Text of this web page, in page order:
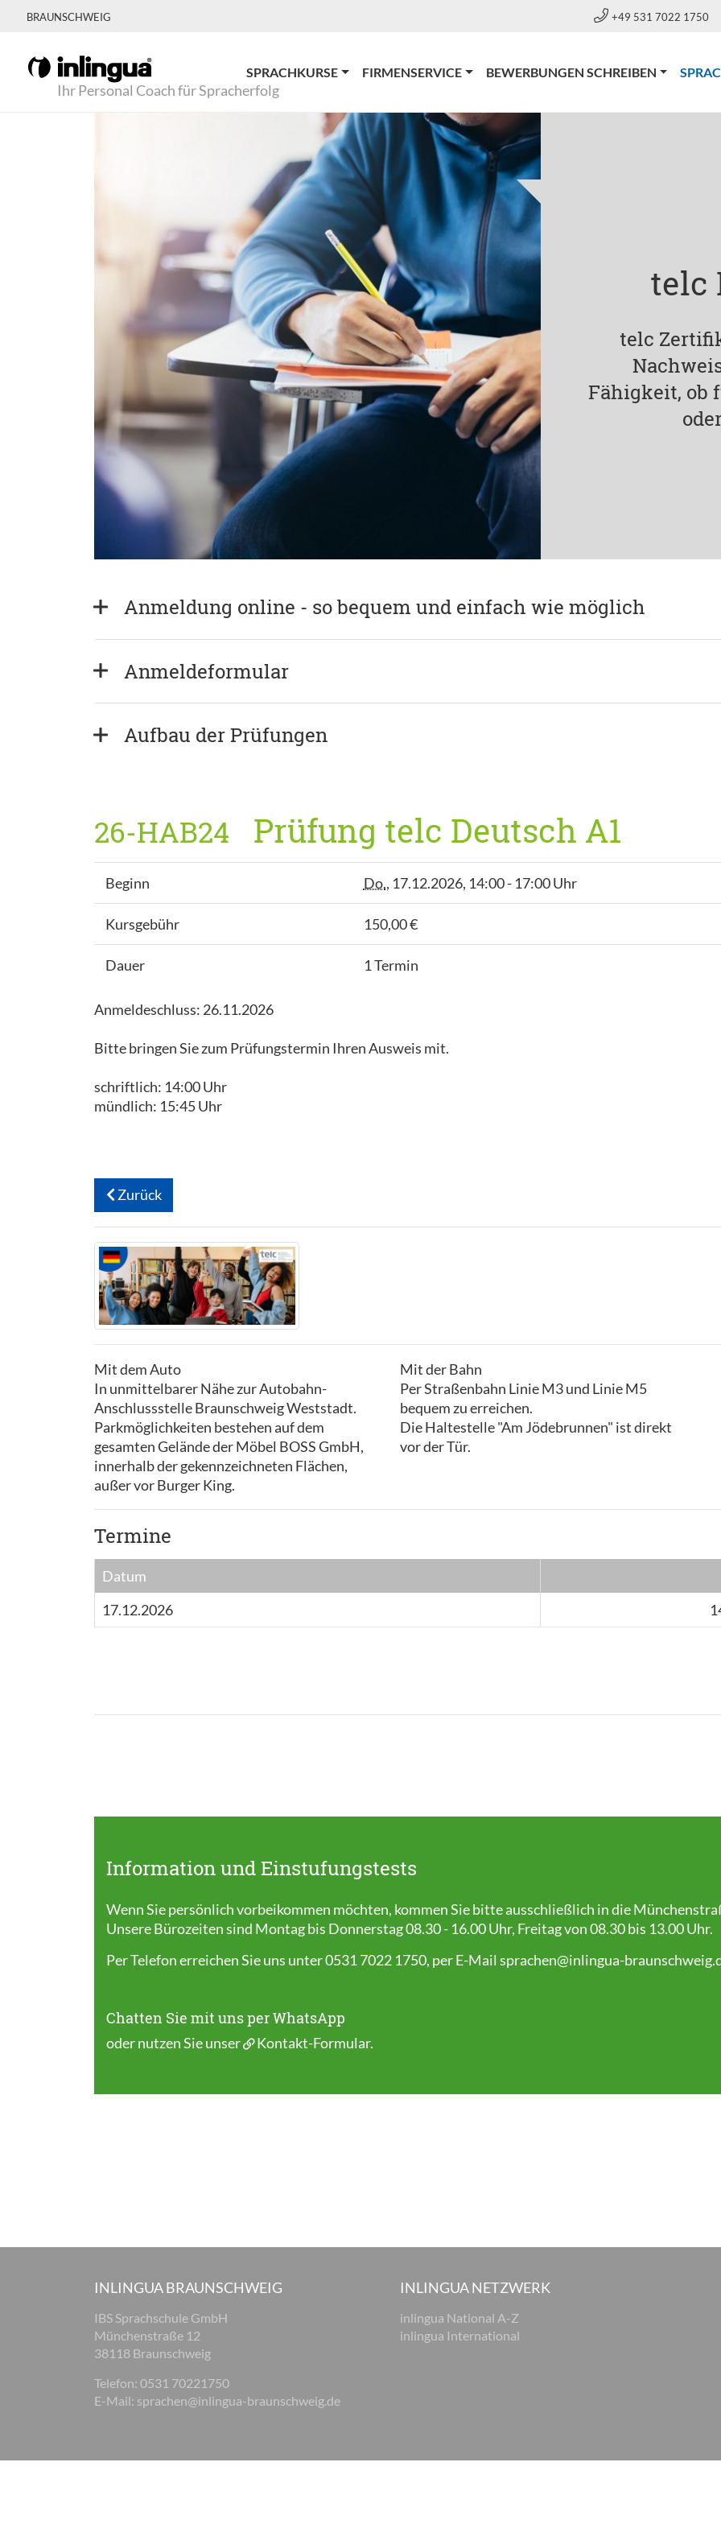
BRAUNSCHWEIG +49 531 7022 1750
Ihr Personal Coach für Spracherfolg
SPRACHKURSE FIRMENSERVICE BEWERBUNGEN SCHREIBEN
telc
telc
Fähigkeit, ob
Anmeldung online - so bequem und einfach wie möglich
Anmeldeformular
Aufbau der Prüfungen
26-HAB24 Prüfung telc Deutsch A1
Beginn Do., 17.12.2026, 14:00 - 17:00 Uhr
Kursgebühr 150,00 €
Dauer 1 Termin
Anmeldeschluss: 26.11.2026
Bitte bringen Sie zum Prüfungstermin Ihren Ausweis mit.
schriftlich: 14:00 Uhr
mündlich: 15:45 Uhr
Zurück
Mit dem Auto
In unmittelbarer Nähe zur Autobahn-
Anschlussstelle Braunschweig Weststadt.
Parkmöglichkeiten bestehen auf dem
gesamten Gelände der Möbel BOSS GmbH,
innerhalb der gekennzeichneten Flächen,
außer vor Burger King.
Mit der Bahn
Per Straßenbahn Linie M3 und Linie M5
bequem zu erreichen.
Die Haltestelle "Am Jödebrunnen" ist direkt
vor der Tür.
Termine
Datum
17.12.2026
Information und Einstufungstests
Wenn Sie persönlich vorbeikommen möchten, kommen Sie bitte ausschließlich in die
Unsere Bürozeiten sind Montag bis Donnerstag 08.30 - 16.00 Uhr, Freitag von 08.30 bis 13.00 Uhr.
Per Telefon erreichen Sie uns unter 0531 7022 1750, per E-Mail sprachen@inlingua-
Chatten Sie mit uns per WhatsApp
oder nutzen Sie unser Kontakt-Formular.
INLINGUA BRAUNSCHWEIG
IBS Sprachschule GmbH
Münchenstraße 12
38118 Braunschweig
Telefon: 0531 70221750
E-Mail: sprachen@inlingua-braunschweig.de
INLINGUA NETZWERK
inlingua National A-Z
inlingua International